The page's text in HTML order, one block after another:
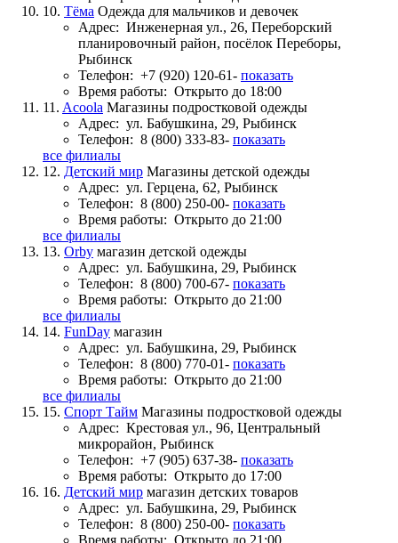
10. Тёма Одежда для мальчиков и девочек
Адрес: Инженерная ул., 26, Переборский
планировочный район, посёлок Переборы,
Рыбинск
Телефон: +7 (920) 120-61- показать
Время работы: Открыто до 18:00
11. Acoola Магазины подростковой одежды
Адрес: ул. Бабушкина, 29, Рыбинск
Телефон: 8 (800) 333-83- показать
все филиалы
12. Детский мир Магазины детской одежды
Адрес: ул. Герцена, 62, Рыбинск
Телефон: 8 (800) 250-00- показать
Время работы: Открыто до 21:00
все филиалы
13. Orby магазин детской одежды
Адрес: ул. Бабушкина, 29, Рыбинск
Телефон: 8 (800) 700-67- показать
Время работы: Открыто до 21:00
все филиалы
14. FunDay магазин
Адрес: ул. Бабушкина, 29, Рыбинск
Телефон: 8 (800) 770-01- показать
Время работы: Открыто до 21:00
все филиалы
15. Спорт Тайм Магазины подростковой одежды
Адрес: Крестовая ул., 96, Центральный
микрорайон, Рыбинск
Телефон: +7 (905) 637-38- показать
Время работы: Открыто до 17:00
16. Детский мир магазин детских товаров
Адрес: ул. Бабушкина, 29, Рыбинск
Телефон: 8 (800) 250-00- показать
Время работы: Открыто до 21:00